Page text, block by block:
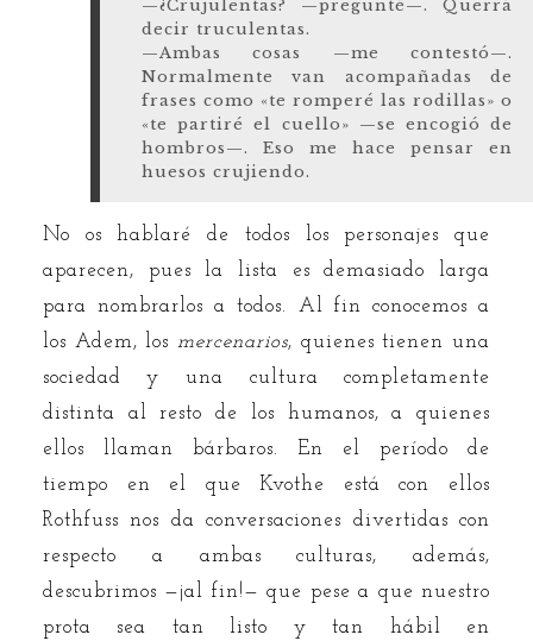
—¿Crujulentas? —pregunté—. Querrá
decir truculentas.
—Ambas cosas —me contestó—.
Normalmente van acompañadas de
frases como «te romperé las rodillas» o
«te partiré el cuello» —se encogió de
hombros—. Eso me hace pensar en
huesos crujiendo.
No os hablaré de todos los personajes que
aparecen, pues la lista es demasiado larga
para nombrarlos a todos. Al fin conocemos a
los Adem, los mercenarios, quienes tienen una
sociedad y una cultura completamente
distinta al resto de los humanos, a quienes
ellos llaman bárbaros. En el período de
tiempo en el que Kvothe está con ellos
Rothfuss nos da conversaciones divertidas con
respecto a ambas culturas, además,
descubrimos —¡al fin!— que pese a que nuestro
prota sea tan listo y tan hábil en